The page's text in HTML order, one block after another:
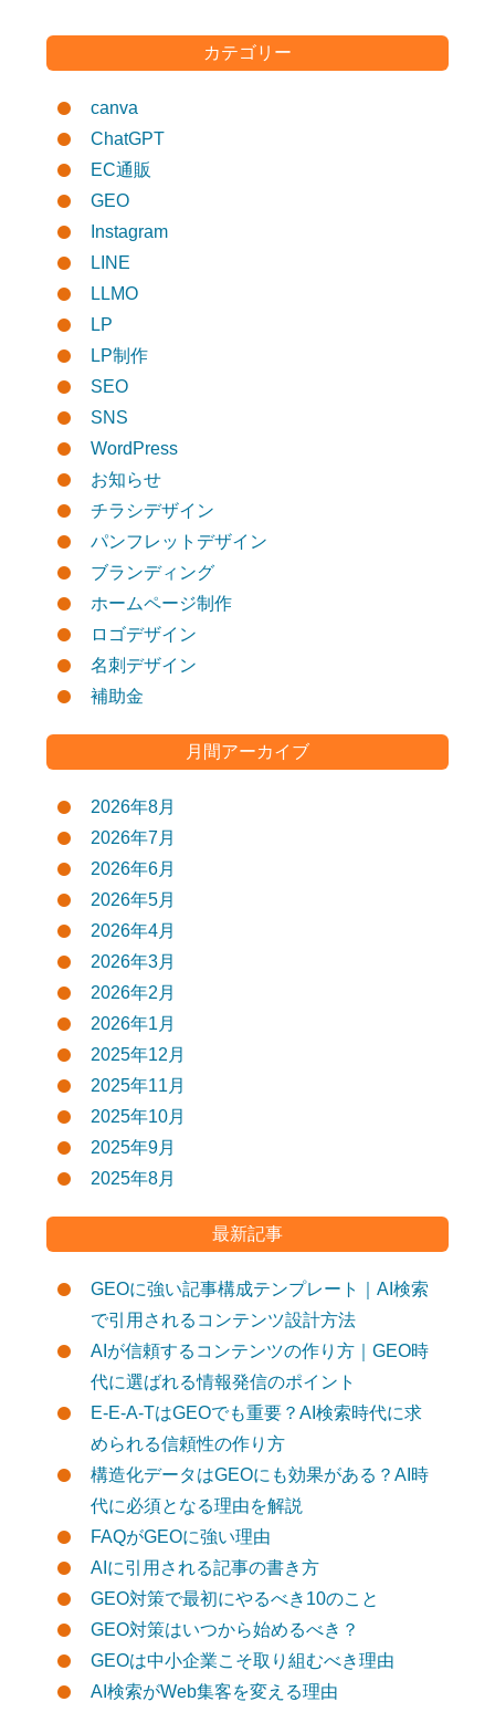
カテゴリー
canva
ChatGPT
EC通販
GEO
Instagram
LINE
LLMO
LP
LP制作
SEO
SNS
WordPress
お知らせ
チラシデザイン
パンフレットデザイン
ブランディング
ホームページ制作
ロゴデザイン
名刺デザイン
補助金
月間アーカイブ
2026年8月
2026年7月
2026年6月
2026年5月
2026年4月
2026年3月
2026年2月
2026年1月
2025年12月
2025年11月
2025年10月
2025年9月
2025年8月
最新記事
GEOに強い記事構成テンプレート｜AI検索
で引用されるコンテンツ設計方法
AIが信頼するコンテンツの作り方｜GEO時
代に選ばれる情報発信のポイント
E-E-A-TはGEOでも重要？AI検索時代に求
められる信頼性の作り方
構造化データはGEOにも効果がある？AI時
代に必須となる理由を解説
FAQがGEOに強い理由
AIに引用される記事の書き方
GEO対策で最初にやるべき10のこと
GEO対策はいつから始めるべき？
GEOは中小企業こそ取り組むべき理由
AI検索がWeb集客を変える理由